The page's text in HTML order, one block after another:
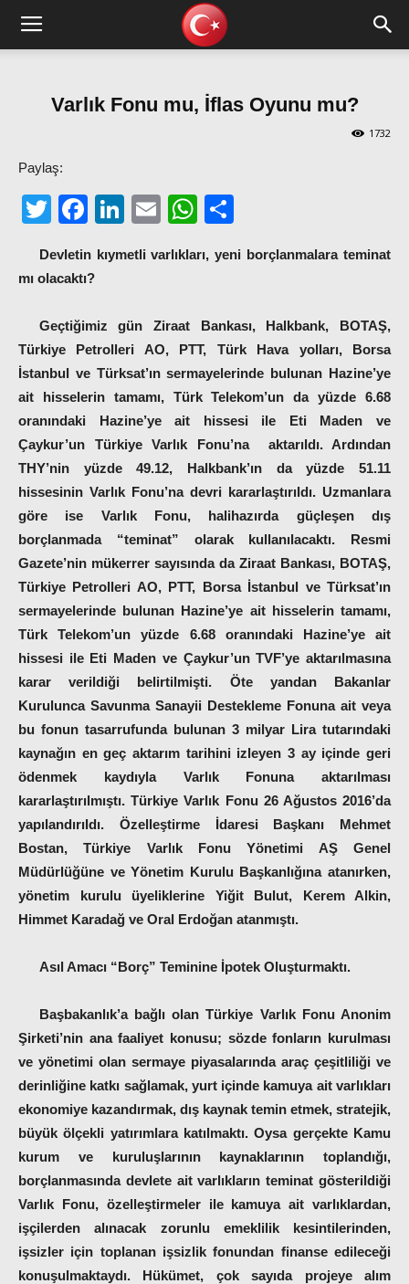
Varlık Fonu mu, İflas Oyunu mu?
1732
Paylaş:
TwitterFacebook
LinkedIn
EmailWhatsApp
Devletin kıymetli varlıkları, yeni borçlanmalara teminat
mı olacaktı?
Geçtiğimiz gün Ziraat Bankası, Halkbank, BOTAŞ,
Türkiye Petrolleri AO, PTT, Türk Hava yolları, Borsa
İstanbul ve Türksat’ın sermayelerinde bulunan Hazine’ye
ait hisselerin tamamı, Türk Telekom’un da yüzde 6.68
oranındaki Hazine’ye ait hissesi ile Eti Maden ve
Çaykur’un Türkiye Varlık Fonu’na aktarıldı. Ardından
THY’nin yüzde 49.12, Halkbank’ın da yüzde 51.11
hissesinin Varlık Fonu’na devri kararlaştırıldı. Uzmanlara
göre ise Varlık Fonu, halihazırda güçleşen dış
borçlanmada “teminat” olarak kullanılacaktı. Resmi
Gazete’nin mükerrer sayısında da Ziraat Bankası, BOTAŞ,
Türkiye Petrolleri AO, PTT, Borsa İstanbul ve Türksat’ın
sermayelerinde bulunan Hazine’ye ait hisselerin tamamı,
Türk Telekom’un yüzde 6.68 oranındaki Hazine’ye ait
hissesi ile Eti Maden ve Çaykur’un TVF’ye aktarılmasına
karar verildiği belirtilmişti. Öte yandan Bakanlar
Kurulunca Savunma Sanayii Destekleme Fonuna ait veya
bu fonun tasarrufunda bulunan 3 milyar Lira tutarındaki
kaynağın en geç aktarım tarihini izleyen 3 ay içinde geri
ödenmek kaydıyla Varlık Fonuna aktarılması
kararlaştırılmıştı.Türkiye Varlık Fonu 26 Ağustos 2016’da
yapılandırıldı. Özelleştirme İdaresi Başkanı Mehmet
Bostan, Türkiye Varlık Fonu Yönetimi AŞ Genel
Müdürlüğüne ve Yönetim Kurulu Başkanlığına atanırken,
yönetim kurulu üyeliklerine Yiğit Bulut, Kerem Alkin,
Himmet Karadağ ve Oral Erdoğan atanmıştı.
Asıl Amacı “Borç” Teminine İpotek Oluşturmaktı.
Başbakanlık’a bağlı olan Türkiye Varlık Fonu Anonim
Şirketi’nin ana faaliyet konusu; sözde fonların kurulması
ve yönetimi olan sermaye piyasalarında araç çeşitliliği ve
derinliğine katkı sağlamak, yurt içinde kamuya ait varlıkları
ekonomiye kazandırmak, dış kaynak temin etmek, stratejik,
büyük ölçekli yatırımlara katılmaktı. Oysa gerçekte Kamu
kurum ve kuruluşlarının kaynaklarının toplandığı,
borçlanmasında devlete ait varlıkların teminat gösterildiği
Varlık Fonu, özelleştirmeler ile kamuya ait varlıklardan,
işçilerden alınacak zorunlu emeklilik kesintilerinden,
işsizler için toplanan işsizlik fonundan finanse edileceği
konuşulmaktaydı. Hükümet, çok sayıda projeye alım